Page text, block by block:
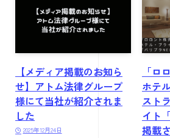
【メディア掲載のお知ら
せ】アトム法律グループ
様にて当社が紹介されま
した
2025年12月24日
「ロ
ホテ
スト
イト
掲載